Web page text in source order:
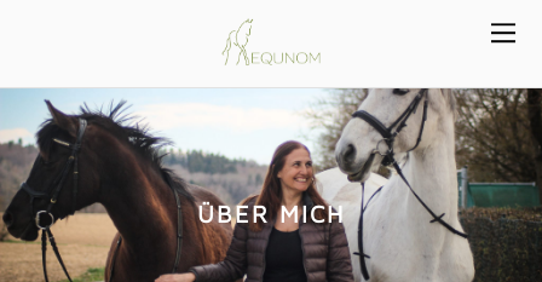
ÜBER MICH